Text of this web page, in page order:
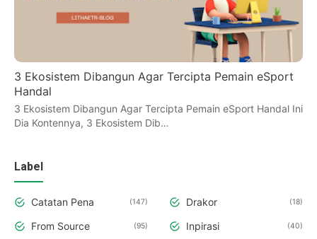
3 Ekosistem Dibangun Agar Tercipta Pemain eSport
Handal
3 Ekosistem Dibangun Agar Tercipta Pemain eSport Handal Ini
Dia Kontennya, 3 Ekosistem Dib…
Label
Catatan Pena 147 Drakor 18
From Source 95 Inpirasi 40